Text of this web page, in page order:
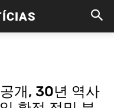
개, 30년 역사